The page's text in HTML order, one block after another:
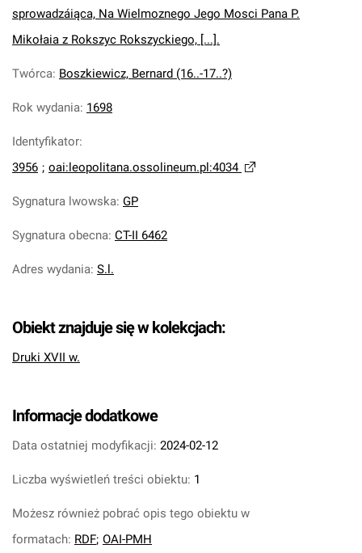
sprowadzáiąca, Na Wielmoznego Jego Mosci Pana P.
Mikołaia z Rokszyc Rokszyckiego, [...].
Twórca: Boszkiewicz, Bernard (16..-17..?)
Rok wydania: 1698
Identyfikator:
3956 ; oai:leopolitana.ossolineum.pl:4034
Sygnatura lwowska: GP
Sygnatura obecna: CT-II 6462
Adres wydania: S.l.
Obiekt znajduje się w kolekcjach:
Druki XVII w.
Informacje dodatkowe
Data ostatniej modyfikacji: 2024-02-12
Liczba wyświetleń treści obiektu: 1
Możesz również pobrać opis tego obiektu w
formatach: RDF; OAI-PMH